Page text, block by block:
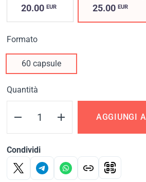
20.00 EUR 25.00EUR
Formato
60 capsule
Quantità
AGGIUNGI
Condividi